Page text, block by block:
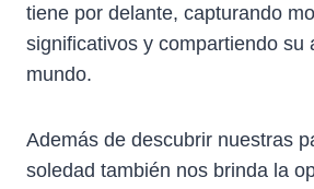
tiene por delante, capturando
significativos y compartiendo su
mundo.
Además de descubrir nuestras
soledad también nos brinda la